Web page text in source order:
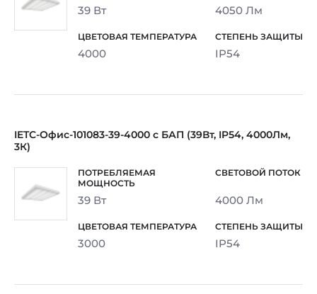
39 Вт 4050 Лм
4000 IP54
IETC-Офис-101083-39-4000 с БАП (39Вт, IP54, 4000Лм,
3К)
39 Вт 4000 Лм
3000 IP54